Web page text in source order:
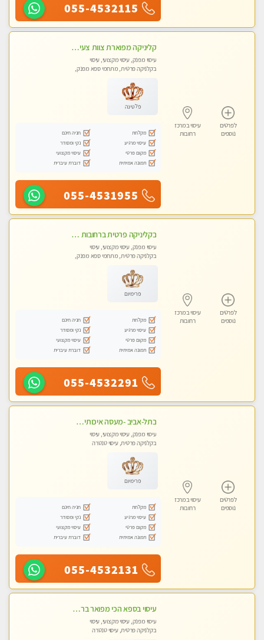
055-4532115
לפרטים
נוספים
עיסוי במרכז
רחובות
קליניקה מפוארת צוות צעיר ומקצועי לעיסוי VIP באווירה חמה ונעימה מומלץ ביותר! חוויה מפנקת מאוד ... ללא מין !!
עיסוי מפנק, עיסוי מקצועי, עיסוי
בקלניקה פרטית, מתחמי ספא מפנק,
פלטינה
מקלחת
חניה חינם
עיסוי מרגיע
נקי ומסודר
מקום פרטי
עיסוי מקצועי
תמונה אמיתית
דוברת עיברית
055-4531955
לפרטים
נוספים
עיסוי במרכז
רחובות
בקליניקה פרטית ברחובות כל סוגי העיסויים מעסה מקצועית ואיכותית פרטי!!
עיסוי מפנק, עיסוי מקצועי, עיסוי
בקלניקה פרטית, מתחמי ספא מפנק,
פרימיום
מקלחת
חניה חינם
עיסוי מרגיע
נקי ומסודר
מקום פרטי
עיסוי מקצועי
תמונה אמיתית
דוברת עיברית
055-4532291
לפרטים
נוספים
עיסוי במרכז
רחובות
בתל-אביב -מעסה איכותית מקצועית ומפנקת מאוד
עיסוי מפנק, עיסוי מקצועי, עיסוי
בקלניקה פרטית, עיסוי טנטרה
פרימיום
מקלחת
חניה חינם
עיסוי מרגיע
נקי ומסודר
מקום פרטי
עיסוי מקצועי
תמונה אמיתית
דוברת עיברית
055-4532131
עיסוי בספא הכי מפואר ברחובות והסביבה בהתחייבות
עיסוי מפנק, עיסוי מקצועי, עיסוי
בקלניקה פרטית, עיסוי טנטרה